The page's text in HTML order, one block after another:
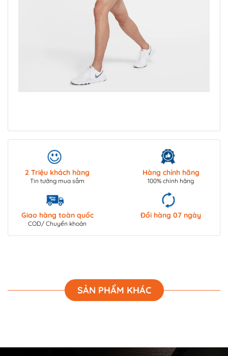
2 Triệu khách hàng
Tin tưởng mua sắm
Hàng chính hãng
100% chính hãng
Giao hàng toàn quốc
COD/ Chuyển khoản
Đổi hàng 07 ngày
SẢN PHẨM KHÁC